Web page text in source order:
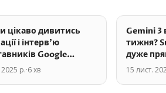
цікаво дивитись
і інтерв'ю
Google
і протягом
р.·6хв
Gemini 3
тижня?
дуже
натякає.
15 лист.